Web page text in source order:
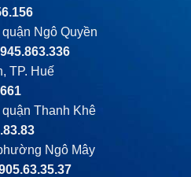
Ngô Quyền
TP. Huế
Thanh Khê
Ngô Mây